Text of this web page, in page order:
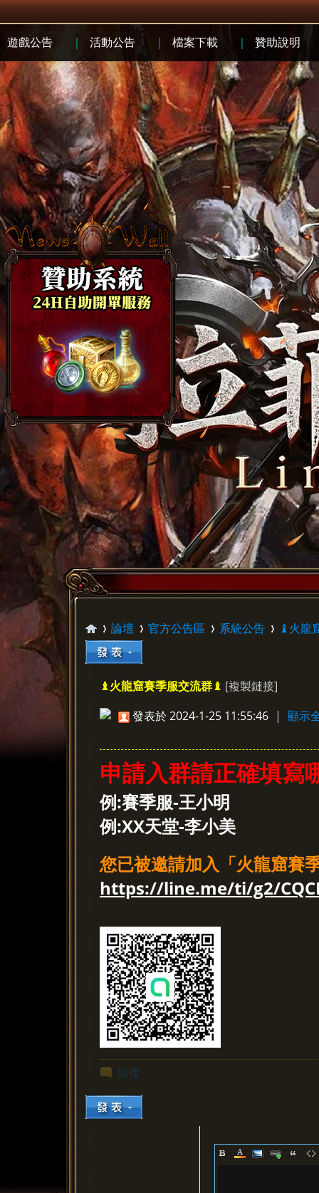
»
論壇
›
官方公告區
›
系統公告
›
♝火龍
♝火龍窟賽季服交流群♝ [複製鏈接]
發表於 2024-1-25 11:55:46 | 顯示
申請入群請正確填寫
例:賽季服-王小明
例:XX天堂-李小美
您已被邀請加入「火龍窟賽
https://line.me/ti/g2/
回復